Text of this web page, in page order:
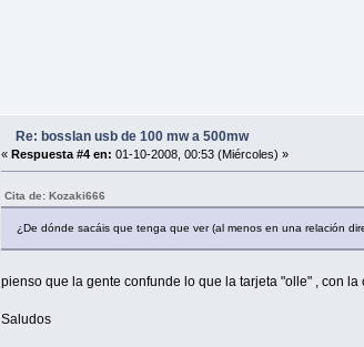
Re: bosslan usb de 100 mw a 500mw
«Respuesta #4 en: 01-10-2008, 00:53 (Miércoles) »
Cita de: Kozaki666
¿De dónde sacáis que tenga que ver (al menos en una relación
pienso que la gente confunde lo que la tarjeta "olle" , con la
Saludos